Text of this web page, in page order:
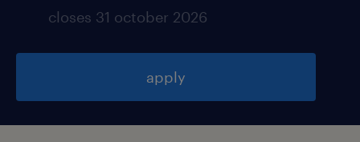
closes 31 october 2026
apply